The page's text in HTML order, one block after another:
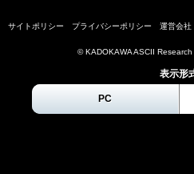
サイトポリシー プライバシーポリシー 運営会社
© KADOKAWA ASCII
表示形
PC